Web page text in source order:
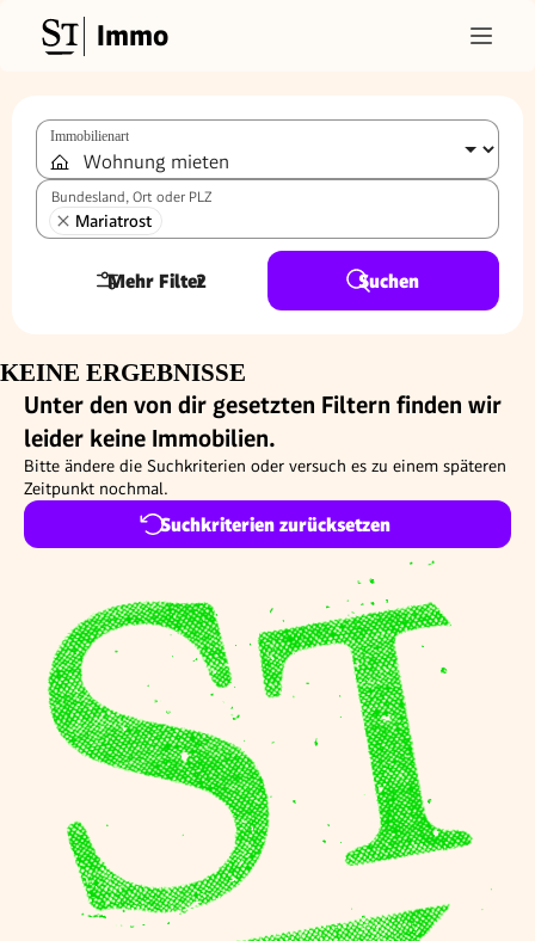
Immo
Immobilienart
Bundesland, Ort oder PLZ
Mariatrost
Mehr Filter
2 Suchen
KEINE ERGEBNISSE
Unter den von dir gesetzten Filtern finden wir
leider keine Immobilien.
Bitte ändere die Suchkriterien oder versuch es zu einem späteren
Zeitpunkt nochmal.
Suchkriterien zurücksetzen